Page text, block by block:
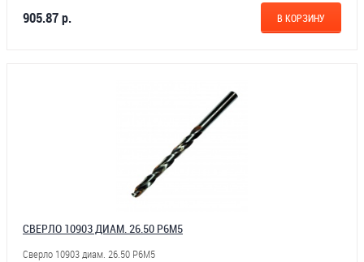
905.87 р. В КОРЗИНУ
СВЕРЛО 10903 ДИАМ. 26.50 Р6М5
Сверло 10903 диам. 26.50 Р6М5